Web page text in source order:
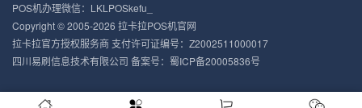
POS机办理微信：LKLPOSkefu_
Copyright © 2005-2026 拉卡拉POS机官网
拉卡拉官方授权服务商 支付许可证编号：Z2002511000017
四川易刷信息技术有限公司 备案号： 蜀ICP备20005836号